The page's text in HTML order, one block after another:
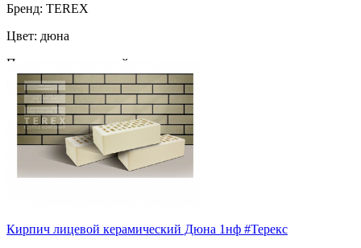
Бренд: TEREX
Цвет: дюна
Поверхность: гладкий
Морозостойкость: F75
Марка прочности: М 150
Пустотность: пустотелый
Кирпич лицевой керамический Дюна 1нф #Терекс